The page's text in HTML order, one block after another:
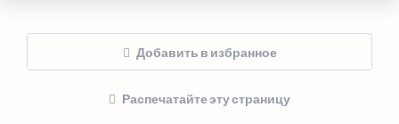
Добавить в избранное
Распечатайте эту страницу